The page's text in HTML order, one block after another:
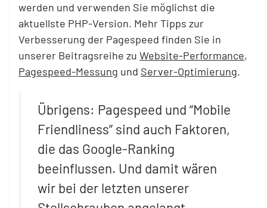
werden und verwenden Sie möglichst die
aktuellste PHP-Version. Mehr Tipps zur
Verbesserung der Pagespeed finden Sie in
unserer Beitragsreihe zu Website-Performance,
Pagespeed-Messung und Server-Optimierung.
Übrigens: Pagespeed und “Mobile
Friendliness” sind auch Faktoren,
die das Google-Ranking
beeinflussen. Und damit wären
wir bei der letzten unserer